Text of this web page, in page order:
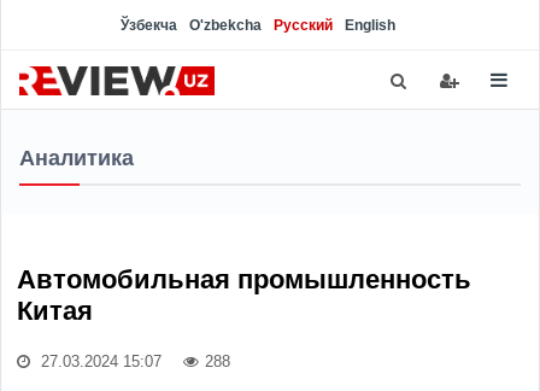
Ўзбекча O'zbekcha Русский English
Аналитика
Автомобильная промышленность
Китая
27.03.2024 15:07 288